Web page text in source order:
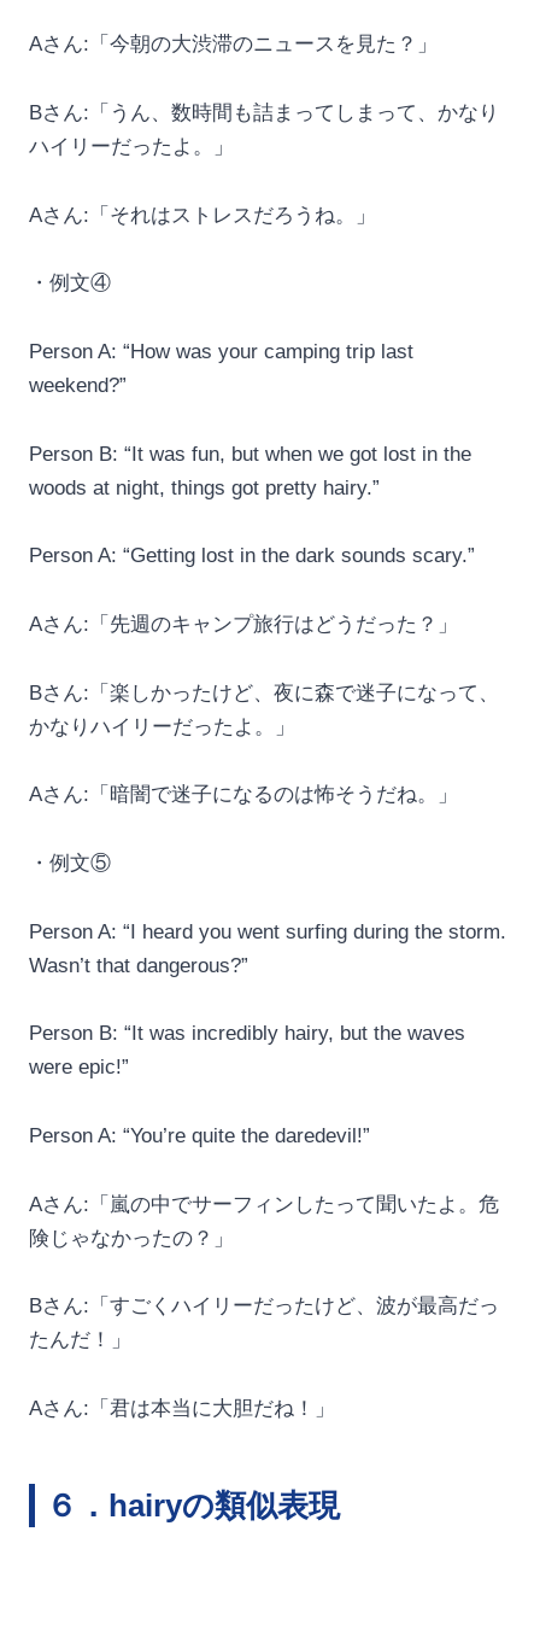
Aさん:「今朝の大渋滞のニュースを見た？」
Bさん:「うん、数時間も詰まってしまって、かなり
ハイリーだったよ。」
Aさん:「それはストレスだろうね。」
・例文④
Person A: “How was your camping trip last
weekend?”
Person B: “It was fun, but when we got lost in the
woods at night, things got pretty hairy.”
Person A: “Getting lost in the dark sounds scary.”
Aさん:「先週のキャンプ旅行はどうだった？」
Bさん:「楽しかったけど、夜に森で迷子になって、
かなりハイリーだったよ。」
Aさん:「暗闇で迷子になるのは怖そうだね。」
・例文⑤
Person A: “I heard you went surfing during the storm.
Wasn’t that dangerous?”
Person B: “It was incredibly hairy, but the waves
were epic!”
Person A: “You’re quite the daredevil!”
Aさん:「嵐の中でサーフィンしたって聞いたよ。危
険じゃなかったの？」
Bさん:「すごくハイリーだったけど、波が最高だっ
たんだ！」
Aさん:「君は本当に大胆だね！」
６．hairyの類似表現